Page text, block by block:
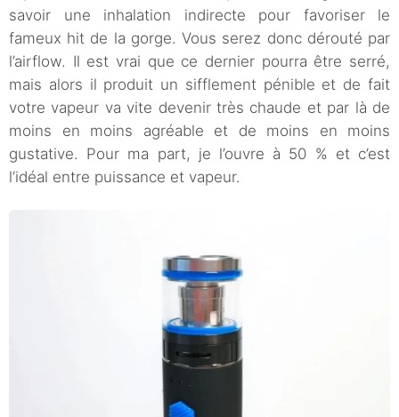
savoir une inhalation indirecte pour favoriser le
fameux hit de la gorge. Vous serez donc dérouté par
l’airflow. Il est vrai que ce dernier pourra être serré,
mais alors il produit un sifflement pénible et de fait
votre vapeur va vite devenir très chaude et par là de
moins en moins agréable et de moins en moins
gustative. Pour ma part, je l’ouvre à 50 % et c’est
l’idéal entre puissance et vapeur.